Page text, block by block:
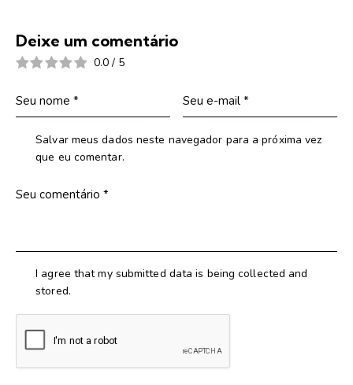
Deixe um comentário
0.0 / 5
Salvar meus dados neste navegador para a próxima vez
que eu comentar.
I agree that my submitted data is being collected and
stored.